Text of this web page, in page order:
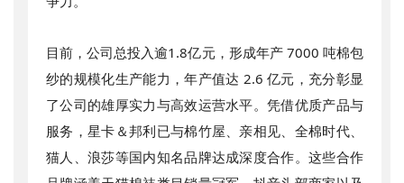
目前，公司总投入逾1.8亿元，形成年产 7000 吨棉包
纱的规模化生产能力，年产值达 2.6 亿元，充分彰显
了公司的雄厚实力与高效运营水平。凭借优质产品与
服务，星卡＆邦利已与棉竹屋、亲相见、全棉时代、
猫人、浪莎等国内知名品牌达成深度合作。这些合作